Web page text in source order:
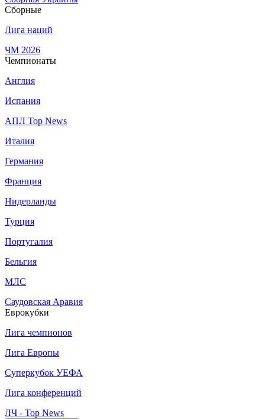
Сборные
Лига наций
ЧМ 2026
Чемпионаты
Англия
Испания
АПЛ Top News
Италия
Германия
Франция
Нидерланды
Турция
Португалия
Бельгия
МЛС
Саудовская Аравия
Еврокубки
Лига чемпионов
Лига Европы
Суперкубок УЕФА
Лига конференций
ЛЧ - Top News